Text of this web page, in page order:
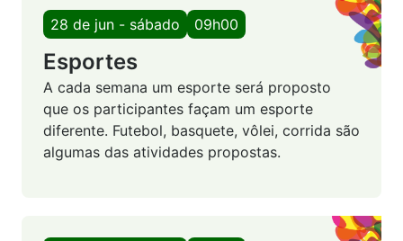
28 de jun - sábado 09h00
Esportes
A cada semana um esporte será proposto
que os participantes façam um esporte
diferente. Futebol, basquete, vôlei, corrida são
algumas das atividades propostas.